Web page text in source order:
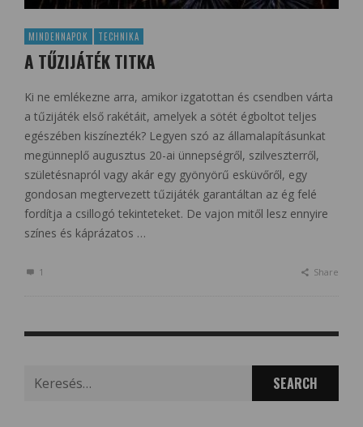
MINDENNAPOK TECHNIKA
A TŰZIJÁTÉK TITKA
Ki ne emlékezne arra, amikor izgatottan és csendben várta
a tűzijáték első rakétáit, amelyek a sötét égboltot teljes
egészében kiszínezték? Legyen szó az államalapításunkat
megünneplő augusztus 20-ai ünnepségről, szilveszterről,
születésnapról vagy akár egy gyönyörű esküvőről, egy
gondosan megtervezett tűzijáték garantáltan az ég felé
fordítja a csillogó tekinteteket. De vajon mitől lesz ennyire
színes és káprázatos …
1 Share